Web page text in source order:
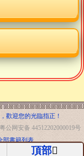
歡迎您的光臨指正！
粤公网安备 44512202000019号
部書籍列表
頂部